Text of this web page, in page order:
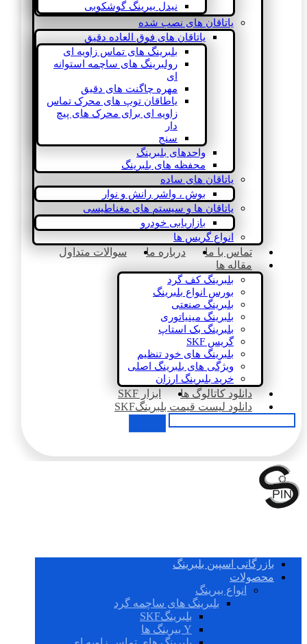
نیدل بیرینگ گوشکوبی
یاتاقان های نصب شده
یاتاقان های فوق العاده دقیق
بلبرینگ های تماس زاویه ای
رولبرینگ های ساچمه استوانه
ای
مهره چاگنت های دقیق
یاطاقان توپ های محرک تماس
زاویه ای برای محرک های پیچ
دار
سنج
واحدهای بلبرینگ
محفظه های بلبرینگ
یاتاقان های ساده
بوش ، واشر رانش و نوار
یاتاقان ها و سیستم های مغناطیسی
بازاریابی خودرو
انواع گریس ها
تماس با ما درباره ما
سوالات متداول
مقاله ها
بلبرینگ کف گرد
بورس انواع بلبرینگ
بلبرینگ صنعتی
بلبرینگ مینیاتوری
بلبرینگ بک استاپ
گریس SKF
بلبرینگ های خود تنظیم
ویژگی های بلبرینگ اصلی
خرید بلبرینگ ارزان
دانلود کاتالوگ ها
ابزار SKF
دانلود لیست قیمت بلبرینگSKF
بازرگانی اسپین بلبرینگ
محصولات
انواع بیرینگ
بلبرینگ های ساچمه گرد
بلبرینگSKF
Y بیرینگ ها